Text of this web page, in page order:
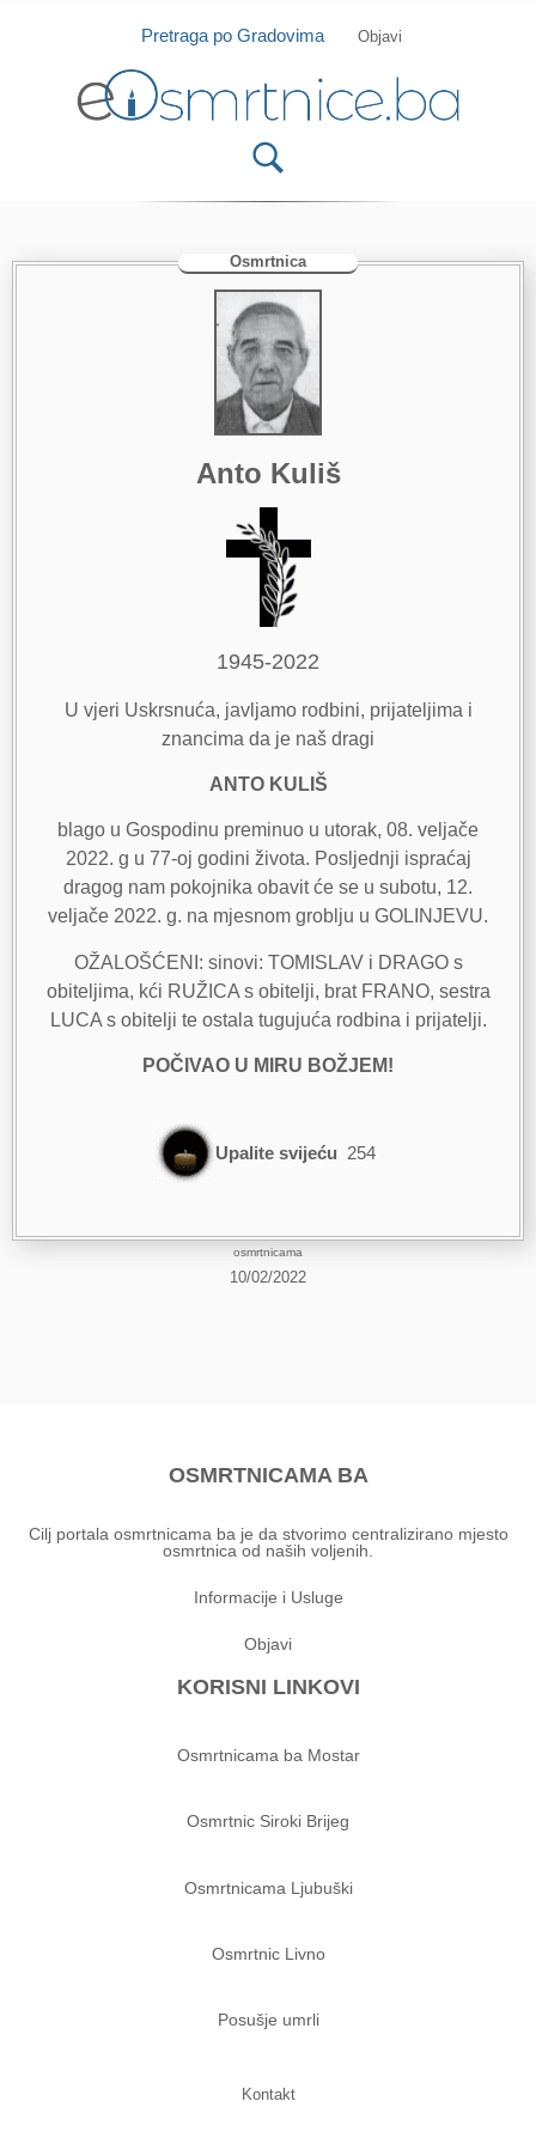
Isprobajte našu Android i IOS aplikaciju
Pretraga po Gradovima Objavi
Osmrtnica
Anto Kuliš
1945-2022
U vjeri Uskrsnuća, javljamo rodbini, prijateljima i
znancima da je naš dragi
ANTO KULIŠ
blago u Gospodinu preminuo u utorak, 08. veljače
2022. g u 77-oj godini života. Posljednji ispraćaj
dragog nam pokojnika obavit će se u subotu, 12.
veljače 2022. g. na mjesnom groblju u GOLINJEVU.
OŽALOŠĆENI: sinovi: TOMISLAV i DRAGO s
obiteljima, kći RUŽICA s obitelji, brat FRANO, sestra
LUCA s obitelji te ostala tugujuća rodbina i prijatelji.
POČIVAO U MIRU BOŽJEM!
Upalite svijeću 254
osmrtnicama
10/02/2022
OSMRTNICAMA BA
Cilj portala osmrtnicama ba je da stvorimo centralizirano mjesto
osmrtnica od naših voljenih.
Informacije i Usluge
Objavi
KORISNI LINKOVI
Osmrtnicama ba Mostar
Osmrtnic Siroki Brijeg
Osmrtnicama Ljubuški
Osmrtnic Livno
Posušje umrli
Kontakt